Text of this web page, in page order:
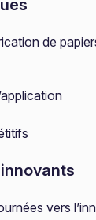
de
vers